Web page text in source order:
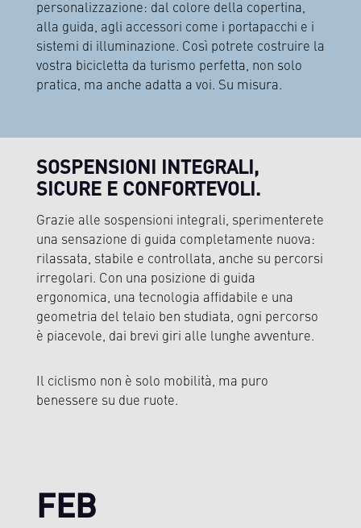
personalizzazione: dal colore della copertina,
alla guida, agli accessori come i portapacchi e i
sistemi di illuminazione. Così potrete costruire la
vostra bicicletta da turismo perfetta, non solo
pratica, ma anche adatta a voi. Su misura.
SOSPENSIONI INTEGRALI,
SICURE E CONFORTEVOLI.
Grazie alle sospensioni integrali, sperimenterete
una sensazione di guida completamente nuova:
rilassata, stabile e controllata, anche su percorsi
irregolari. Con una posizione di guida
ergonomica, una tecnologia affidabile e una
geometria del telaio ben studiata, ogni percorso
è piacevole, dai brevi giri alle lunghe avventure.
Il ciclismo non è solo mobilità, ma puro
benessere su due ruote.
FEB